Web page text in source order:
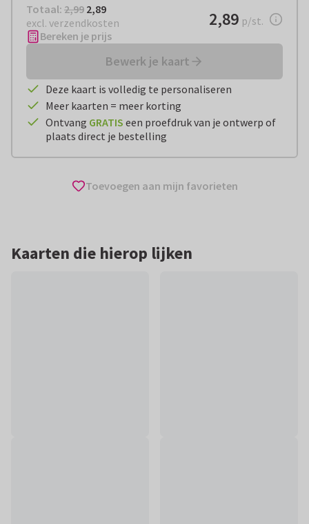
Totaal: € 2,89
Totaal: 2,99 2,89
excl. verzendkosten
€ 2,89per stuk
2,89 p/st.
Bereken je prijs
Bewerk je kaart
Deze kaart is volledig te personaliseren
Meer kaarten = meer korting
Ontvang GRATIS een proefdruk van je ontwerp of
plaats direct je bestelling
Toevoegen aan mijn favorieten
Kaarten die hierop lijken